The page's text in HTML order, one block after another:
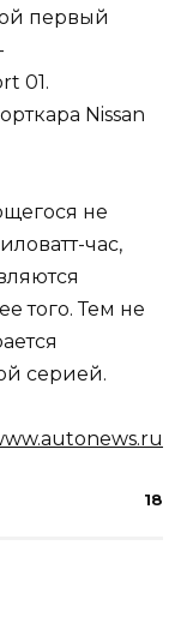
первый
01.
Nissan
не
час,
того. Тем не
серией.
18